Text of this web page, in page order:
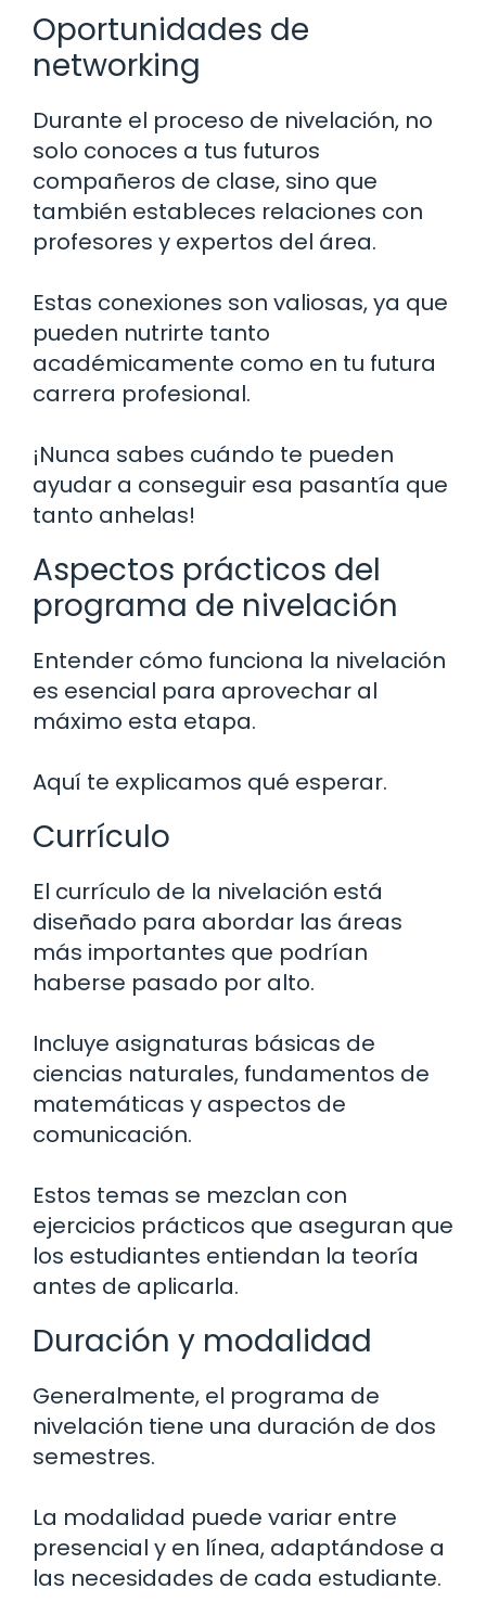
Oportunidades de
networking
Durante el proceso de nivelación, no
solo conoces a tus futuros
compañeros de clase, sino que
también estableces relaciones con
profesores y expertos del área.
Estas conexiones son valiosas, ya que
pueden nutrirte tanto
académicamente como en tu futura
carrera profesional.
¡Nunca sabes cuándo te pueden
ayudar a conseguir esa pasantía que
tanto anhelas!
Aspectos prácticos del
programa de nivelación
Entender cómo funciona la nivelación
es esencial para aprovechar al
máximo esta etapa.
Aquí te explicamos qué esperar.
Currículo
El currículo de la nivelación está
diseñado para abordar las áreas
más importantes que podrían
haberse pasado por alto.
Incluye asignaturas básicas de
ciencias naturales, fundamentos de
matemáticas y aspectos de
comunicación.
Estos temas se mezclan con
ejercicios prácticos que aseguran que
los estudiantes entiendan la teoría
antes de aplicarla.
Duración y modalidad
Generalmente, el programa de
nivelación tiene una duración de dos
semestres.
La modalidad puede variar entre
presencial y en línea, adaptándose a
las necesidades de cada estudiante.